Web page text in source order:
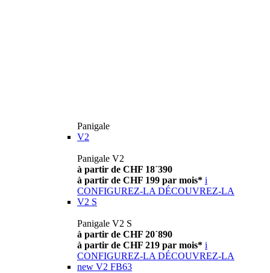
Panigale
V2
Panigale V2
à partir de CHF 18´390
à partir de CHF 199 par mois* i
CONFIGUREZ-LA DÉCOUVREZ-LA
V2 S
Panigale V2 S
à partir de CHF 20´890
à partir de CHF 219 par mois* i
CONFIGUREZ-LA DÉCOUVREZ-LA
new V2 FB63